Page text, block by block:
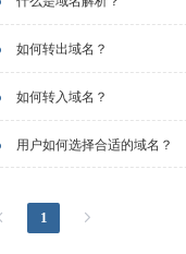
如何转出域名？
如何转入域名？
用户如何选择合适的域名？
1